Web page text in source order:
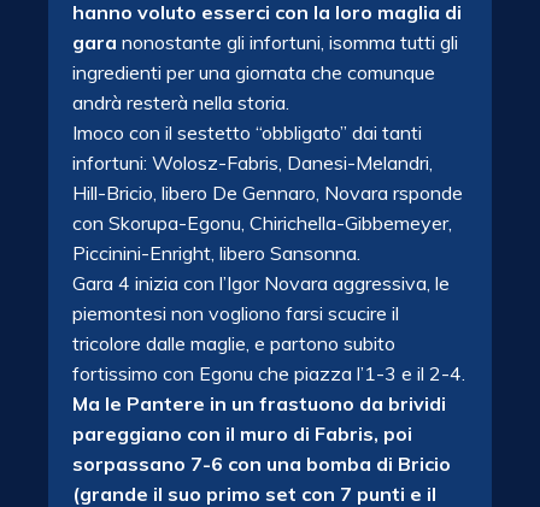
hanno voluto esserci con la loro maglia di
gara nonostante gli infortuni, isomma tutti gli
ingredienti per una giornata che comunque
andrà resterà nella storia.
Imoco con il sestetto “obbligato” dai tanti
infortuni: Wolosz-Fabris, Danesi-Melandri,
Hill-Bricio, libero De Gennaro, Novara rsponde
con Skorupa-Egonu, Chirichella-Gibbemeyer,
Piccinini-Enright, libero Sansonna.
Gara 4 inizia con l’Igor Novara aggressiva, le
piemontesi non vogliono farsi scucire il
tricolore dalle maglie, e partono subito
fortissimo con Egonu che piazza l’1-3 e il 2-4.
Ma le Pantere in un frastuono da brividi
pareggiano con il muro di Fabris, poi
sorpassano 7-6 con una bomba di Bricio
(grande il suo primo set con 7 punti e il